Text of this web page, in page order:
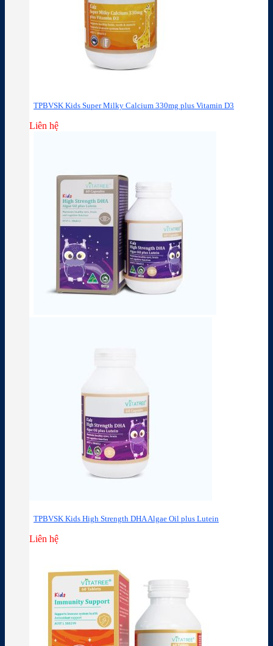
TPBVSK Kids Super Milky Calcium 330mg plus Vitamin D3
Liên hệ
TPBVSK Kids High Strength DHA Algae Oil plus Lutein
Liên hệ